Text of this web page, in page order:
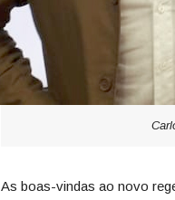
As boas-vindas ao novo